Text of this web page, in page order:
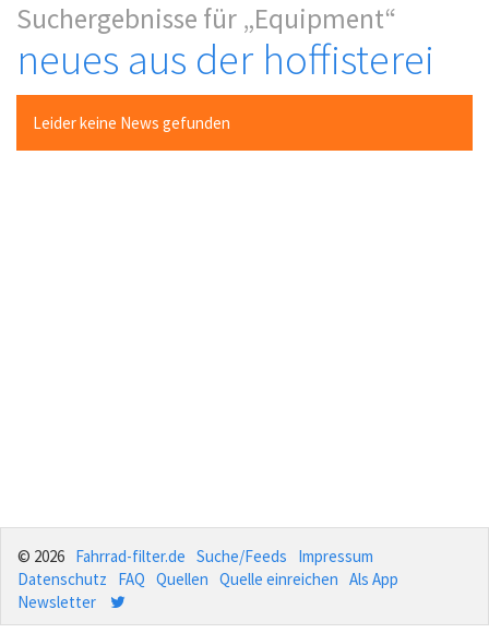
Suchergebnisse für Equipment
neues aus der hoffisterei
Leider keine News gefunden
© 2026 Fahrrad-filter.de Suche/Feeds
Impressum
Datenschutz
FAQ Quellen Quelle einreichen Als App
Newsletter